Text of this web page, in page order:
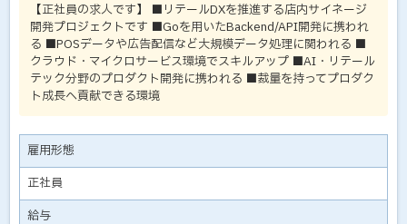
【正社員の求人です】 ■リテールDXを推進する店内サイネージ
開発プロジェクトです ■Goを用いたBackend/API開発に携われ
る ■POSデータや広告配信など大規模データ処理に関われる ■
クラウド・マイクロサービス環境でスキルアップ ■AI・リテール
テック分野のプロダクト開発に携われる ■裁量を持ってプロダク
ト成長へ貢献できる環境
雇用形態
正社員
給与